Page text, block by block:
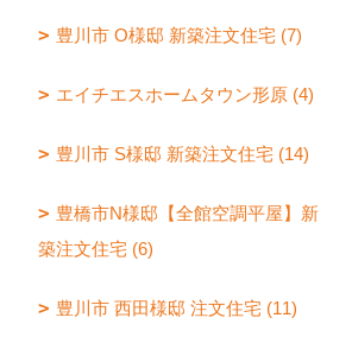
豊川市 O様邸 新築注文住宅 (7)
エイチエスホームタウン形原 (4)
豊川市 S様邸 新築注文住宅 (14)
豊橋市N様邸【全館空調平屋】新
築注文住宅 (6)
豊川市 西田様邸 注文住宅 (11)